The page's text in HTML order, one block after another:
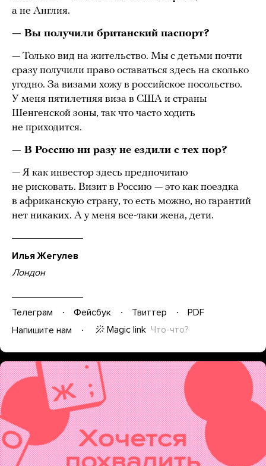
а не Англия.
— Вы получили британский паспорт?
— Только вид на жительство. Мы с детьми почти
сразу получили право оставаться здесь на сколько
угодно. За визами хожу в российское посольство.
У меня пятилетняя виза в США и страны
Шенгенской зоны, так что часто ходить
не приходится.
— В Россию ни разу не ездили с тех пор?
— Я как инвестор здесь предпочитаю
не рисковать. Визит в Россию — это как поездка
в африканскую страну, то есть можно, но гарантий
нет никаких. А у меня все-таки жена, дети.
Илья Жегулев
Лондон
Телеграм Фейсбук Твиттер
PDF
Напишите нам
Magic link Что-что?